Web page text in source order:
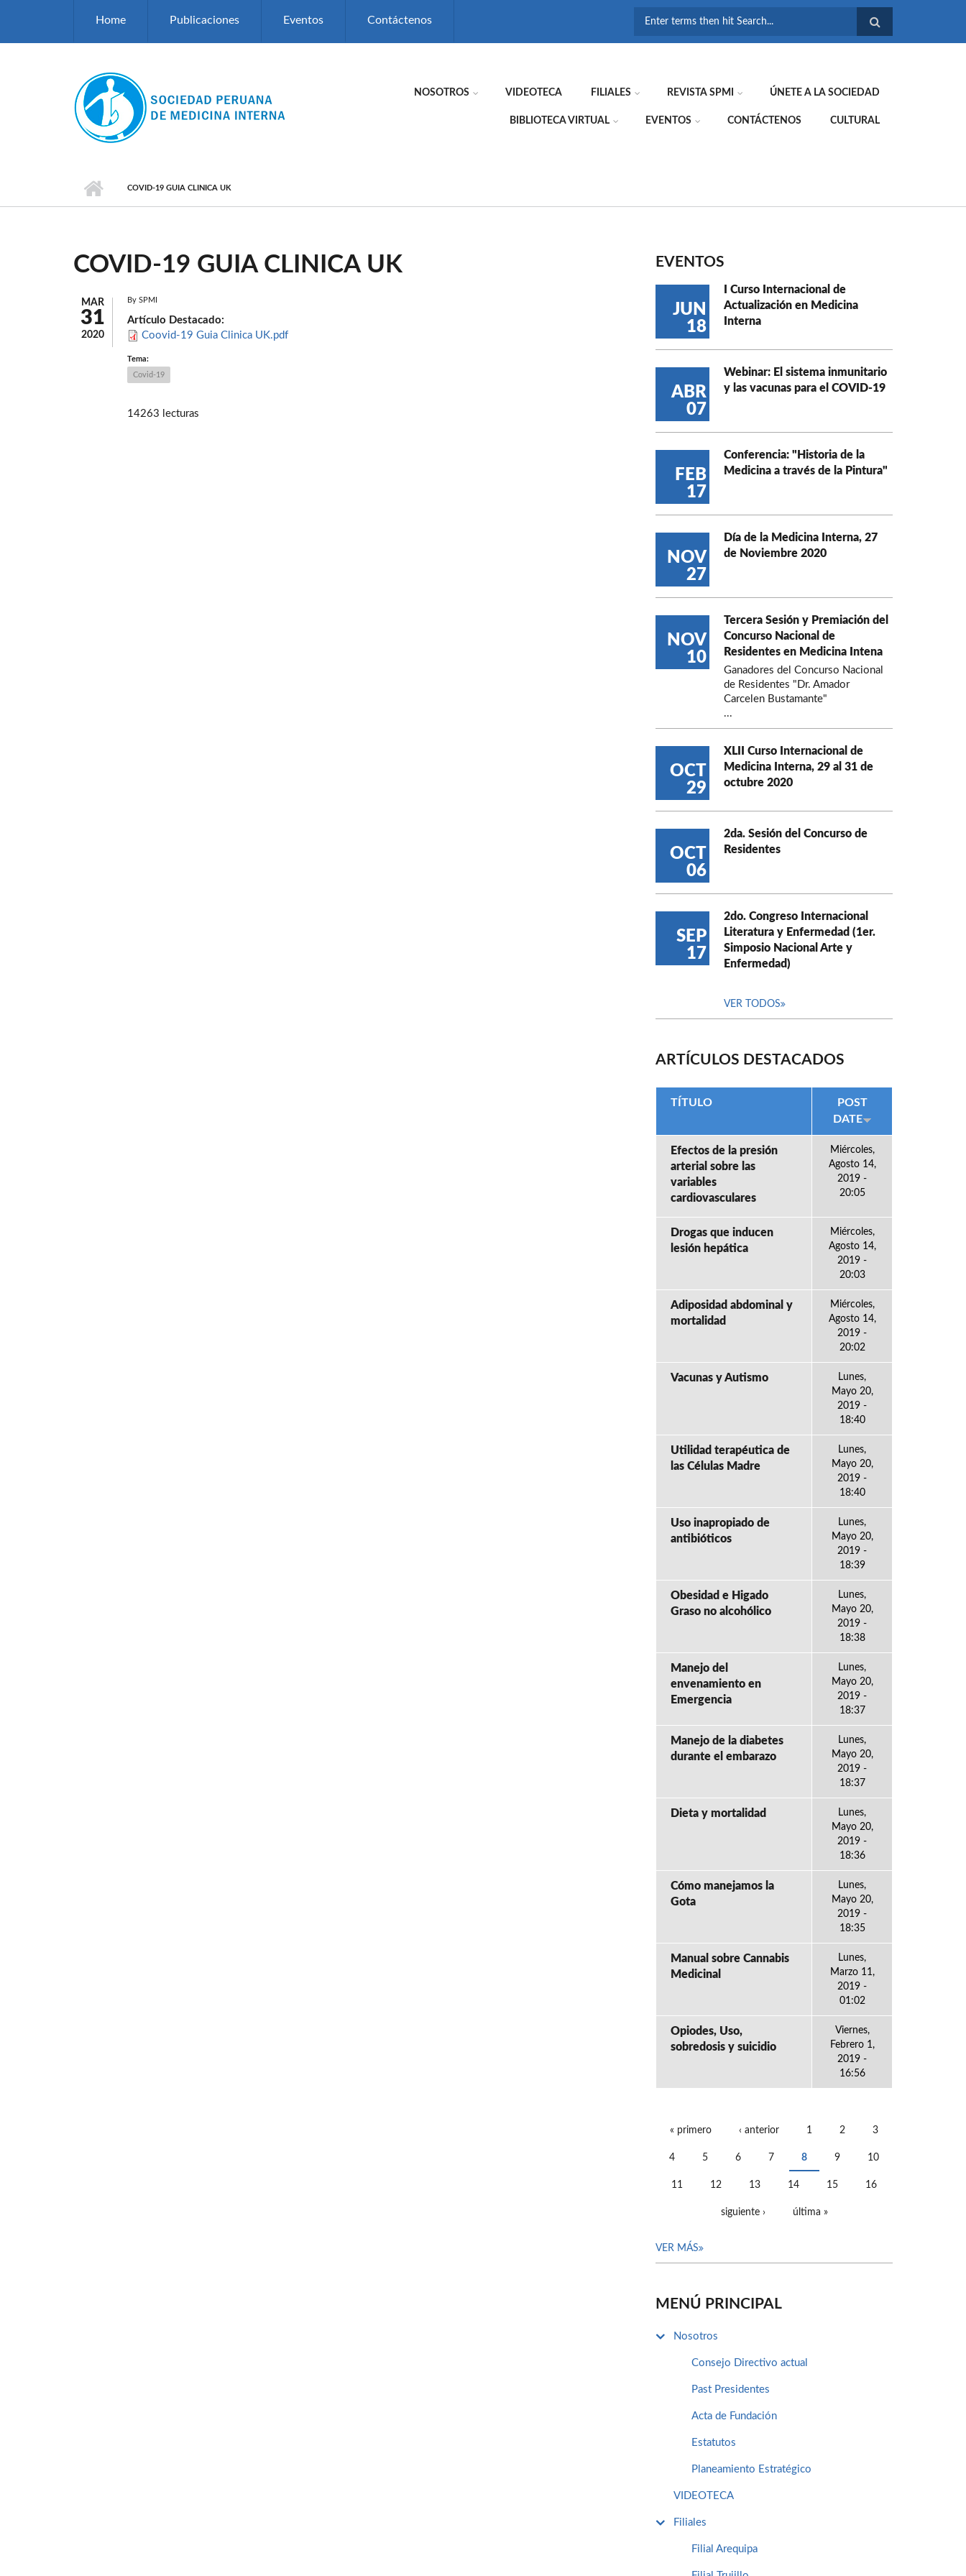
Home Publicaciones Eventos Contáctenos
NOSOTROS VIDEOTECA FILIALES REVISTA SPMI ÚNETE A LA SOCIEDAD
BIBLIOTECA VIRTUAL EVENTOS CONTÁCTENOS CULTURAL
COVID-19 GUIA CLINICA UK
COVID-19 GUIA CLINICA UK
MAR
31
2020
By SPMI
Artículo Destacado:
Coovid-19 Guia Clinica UK.pdf
Tema:
Covid-19
14263 lecturas
EVENTOS
JUN
18
I Curso Internacional de
Actualización en Medicina
Interna
ABR
07
Webinar: El sistema inmunitario
y las vacunas para el COVID-19
FEB
17
Conferencia: "Historia de la
Medicina a través de la Pintura"
NOV
27
Día de la Medicina Interna, 27
de Noviembre 2020
NOV
10
Tercera Sesión y Premiación del
Concurso Nacional de
Residentes en Medicina Intena
Ganadores del Concurso Nacional
de Residentes "Dr. Amador
Carcelen Bustamante"
...
OCT
29
XLII Curso Internacional de
Medicina Interna, 29 al 31 de
octubre 2020
OCT
06
2da. Sesión del Concurso de
Residentes
SEP
17
2do. Congreso Internacional
Literatura y Enfermedad (1er.
Simposio Nacional Arte y
Enfermedad)
VER TODOS
ARTÍCULOS DESTACADOS
TÍTULO
POST
DATE
Efectos de la presión
arterial sobre las
variables
cardiovasculares
Miércoles,
Agosto 14,
2019 -
20:05
Drogas que inducen
lesión hepática
Miércoles,
Agosto 14,
2019 -
20:03
Adiposidad abdominal y
mortalidad
Miércoles,
Agosto 14,
2019 -
20:02
Vacunas y Autismo
Lunes,
Mayo 20,
2019 -
18:40
Utilidad terapéutica de
las Células Madre
Lunes,
Mayo 20,
2019 -
18:40
Uso inapropiado de
antibióticos
Lunes,
Mayo 20,
2019 -
18:39
Obesidad e Higado
Graso no alcohólico
Lunes,
Mayo 20,
2019 -
18:38
Manejo del
envenamiento en
Emergencia
Lunes,
Mayo 20,
2019 -
18:37
Manejo de la diabetes
durante el embarazo
Lunes,
Mayo 20,
2019 -
18:37
Dieta y mortalidad
Lunes,
Mayo 20,
2019 -
18:36
Cómo manejamos la
Gota
Lunes,
Mayo 20,
2019 -
18:35
Manual sobre Cannabis
Medicinal
Lunes,
Marzo 11,
2019 -
01:02
Opiodes, Uso,
sobredosis y suicidio
Viernes,
Febrero 1,
2019 -
16:56
« primero ‹ anterior 1 2 3
4 5 6 7 8 9 10
11 12 13 14 15 16
siguiente › última »
VER MÁS
MENÚ PRINCIPAL
Nosotros
Consejo Directivo actual
Past Presidentes
Acta de Fundación
Estatutos
Planeamiento Estratégico
VIDEOTECA
Filiales
Filial Arequipa